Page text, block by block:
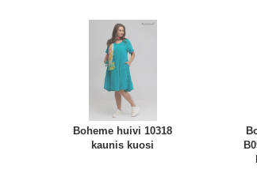
Boheme huivi 10318
kaunis kuosi